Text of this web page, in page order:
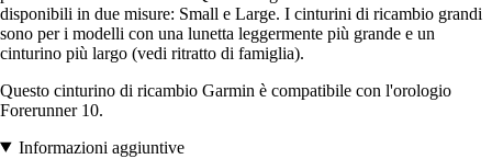
disponibili in due misure: Small e Large. I cinturini di ricambio grandi
sono per i modelli con una lunetta leggermente più grande e un
cinturino più largo (vedi ritratto di famiglia).
Questo cinturino di ricambio Garmin è compatibile con l'orologio
Forerunner 10.
Informazioni aggiuntive